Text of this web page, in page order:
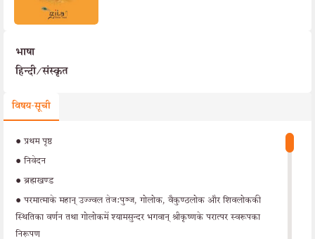
भाषा
हिन्दी/संस्कृत
विषय-सूची
•प्रथम पृष्ठ
•निवेदन
•ब्रह्मखण्ड
•परमात्माके महान् उज्ज्वल तेज:पुञ्ज, गोलोक, वैकुण्ठलोक और शिवलोककी
स्थितिका वर्णन तथा गोलोकमें श्यामसुन्दर भगवान् श्रीकृष्णके परात्पर स्वरूपका
निरूपण